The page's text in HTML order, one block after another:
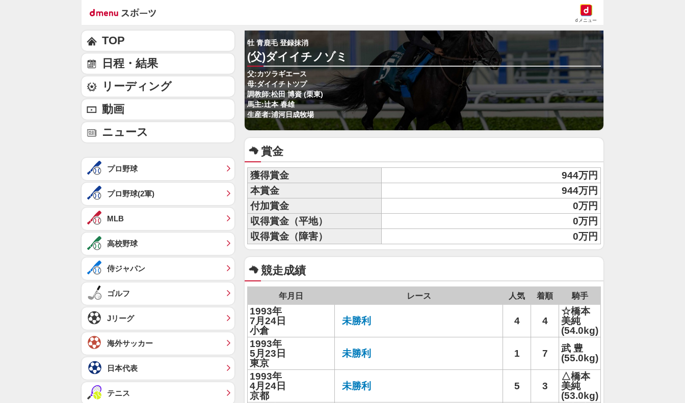
dメニュー
牡 青鹿毛 登録抹消
(父)ダイイチノゾミ
父:カツラギエース
母:ダイイチトツプ
調教師:松田 博資 (栗東)
馬主:辻本 春雄
生産者:浦河日成牧場
賞金
獲得賞金
944万円
本賞金
944万円
付加賞金
0万円
収得賞金（平地）
0万円
収得賞金（障害）
0万円
競走成績
年月日 レース 人気 着順 騎手
1993年
7月24日
小倉
未勝利 4 4
☆橋本
美純
(54.0kg)
1993年
5月23日
東京
未勝利 1 7
武 豊
(55.0kg)
1993年
4月24日
京都
未勝利 5 3
△橋本
美純
(53.0kg)
TOP
日程・結果
リーディング
動画
ニュース
プロ野球
プロ野球(2軍)
MLB
高校野球
侍ジャパン
ゴルフ
Jリーグ
海外サッカー
日本代表
テニス